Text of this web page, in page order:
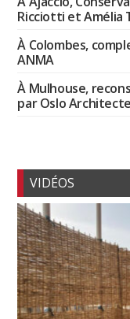
Ricciotti et Amélia
À Colombes,
ANMA
À Mulhouse,
par Oslo
VIDÉOS